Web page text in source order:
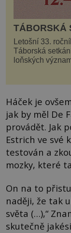
TÁBORSKÁ
Letošní 33.
Táborská
loňských
poli
Háček je
jak by měl De
provádět. Jak
Estrich ve své
testován a
mozky, které
On na to
naději, že tak
světa (…),“
skutečně